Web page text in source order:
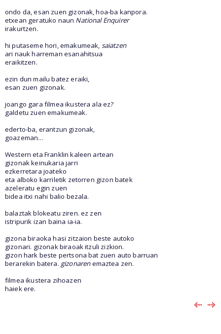
ondo da, esan zuen gizonak, hoa-ba kanpora.
etxean geratuko naun National Enquirer
irakurtzen.
hi putaseme hori, emakumeak, saiatzen
ari nauk harreman esanahitsua
eraikitzen.
ezin dun mailu batez eraiki,
esan zuen gizonak.
joango gara filmea ikustera ala ez?
galdetu zuen emakumeak.
ederto-ba, erantzun gizonak,
goazeman...
Western eta Franklin kaleen artean
gizonak keinukaria jarri
ezkerretara joateko
eta alboko karriletik zetorren gizon batek
azeleratu egin zuen
bidea itxi nahi balio bezala.
balaztak blokeatu ziren. ez zen
istripurik izan baina ia-ia.
gizona biraoka hasi zitzaion beste autoko
gizonari. gizonak biraoak itzuli zizkion.
gizon hark beste pertsona bat zuen auto barruan
berarekin batera. gizonarenemaztea zen.
filmea ikustera zihoazen
haiek ere.